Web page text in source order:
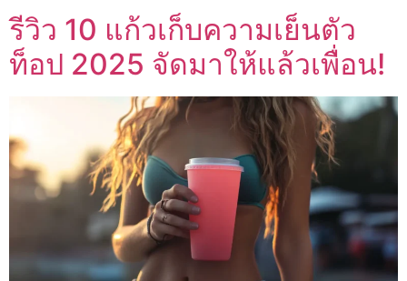
รีวิว 10 แก้วเก็บความเย็นตัว
ท็อป 2025 จัดมาให้แล้วเพื่อน!